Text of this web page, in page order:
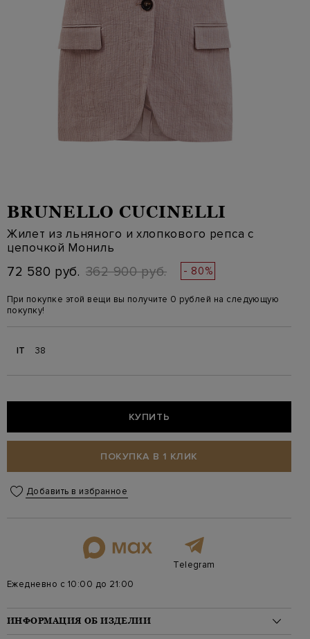
BRUNELLO CUCINELLI
Жилет из льняного и хлопкового репса с
цепочкой Мониль
72 580 руб. 362 900 руб. - 80%
При покупке этой вещи вы получите 0 рублей на следующую
покупку!
IT 38
КУПИТЬ
ПОКУПКА В 1 КЛИК
Добавить в избранное
Telegram
Ежедневно с 10:00 до 21:00
ИНФОРМАЦИЯ ОБ ИЗДЕЛИИ